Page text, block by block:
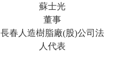
蘇士光
董事
長春人造樹脂廠(股)公司法
人代表